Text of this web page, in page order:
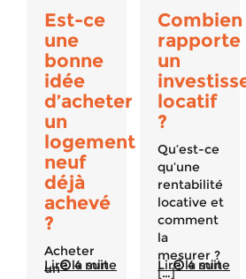
Est-ce
une
bonne
idée
d’acheter
un
logement
neuf
déjà
achevé
?
Acheter
un
Lire la suite
4 min
Combien
rapporte
un
locatif
?
Qu’est-ce
qu’une
rentabilité
locative et
comment
la
mesurer ?
[…]
Lire la suite
4 min